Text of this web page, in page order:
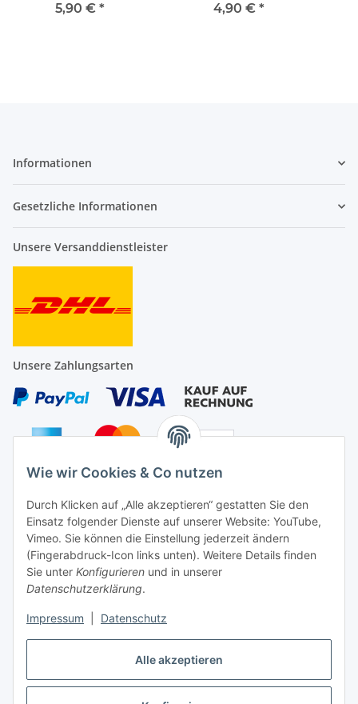
Alle akzeptieren
Wie wir Cookies & Co nutzen
Durch Klicken auf „Alle akzeptieren“ gestatten Sie den
Einsatz folgender Dienste auf unserer Website: YouTube,
Vimeo. Sie können die Einstellung jederzeit ändern
(Fingerabdruck-Icon links unten). Weitere Details finden
Sie unter Konfigurieren und in unserer
Datenschutzerklärung.
Impressum Datenschutz
5,90 € *
4,90 € *
Informationen
Gesetzliche Informationen
Unsere Versanddienstleister
Unsere Zahlungsarten
Ein Partnershop der
Vertrag widerrufen